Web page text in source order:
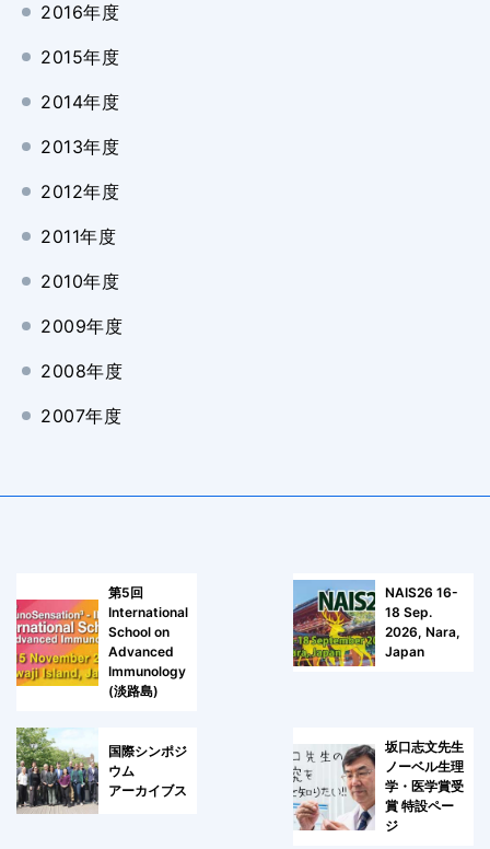
2016年度
2015年度
2014年度
2013年度
2012年度
2011年度
2010年度
2009年度
2008年度
2007年度
第5回
International
School on
Advanced
Immunology
(淡路島)
NAIS26 16-
18 Sep.
2026, Nara,
Japan
国際シンポジ
ウム
アーカイブス
坂口志文先生
ノーベル生理
学・医学賞受
賞 特設ペー
ジ